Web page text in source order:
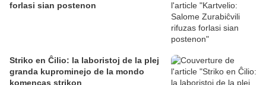
forlasi sian postenon
Striko en Ĉilio: la laboristoj de la plej
granda kuprominejo de la mondo
komencas strikon